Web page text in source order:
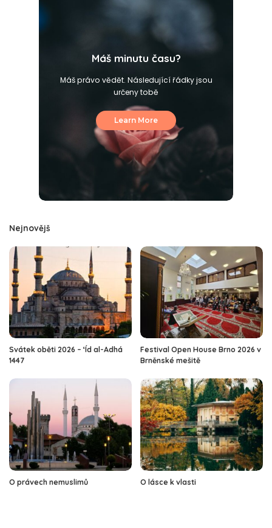
Máš minutu času?
Máš právo vědět. Následující řádky jsou
určeny tobě
Learn More
Nejnovějš
Svátek oběti 2026 – ‘Íd al-Adhá
1447
Festival Open House Brno 2026 v
Brněnské mešitě
O právech nemuslimů O lásce k vlasti